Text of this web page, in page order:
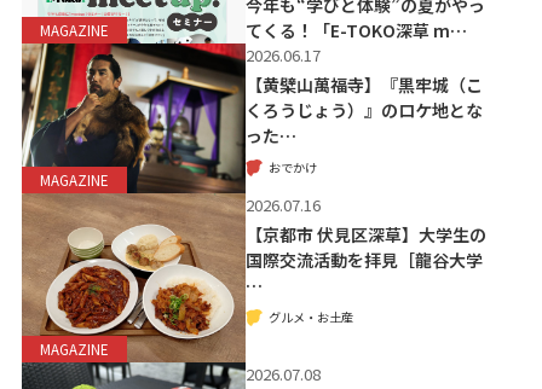
MAGAZINE
てくる！「E-TOKO深草 m…
MAGAZINE
2026.06.17
【黄檗山萬福寺】『黒牢城（こ
くろうじょう）』のロケ地とな
った…
おでかけ
MAGAZINE
2026.07.16
【京都市 伏見区深草】大学生の
国際交流活動を拝見［龍谷大学
…
グルメ・お土産
2026.07.08